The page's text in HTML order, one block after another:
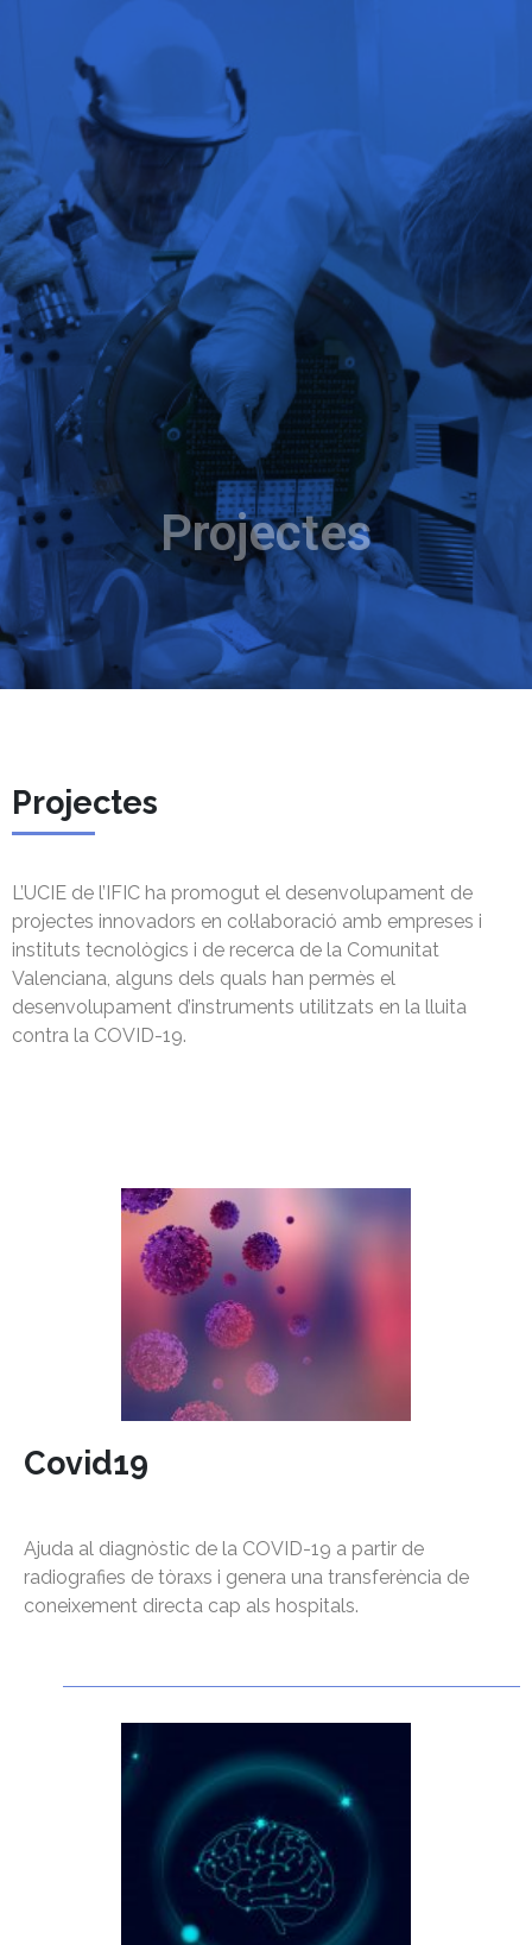
Projectes
Projectes
L’UCIE de l’IFIC ha promogut el desenvolupament de
projectes innovadors en col·laboració amb empreses i
instituts tecnològics i de recerca de la Comunitat
Valenciana, alguns dels quals han permès el
desenvolupament d’instruments utilitzats en la lluita
contra la COVID-19.
Covid19
Ajuda al diagnòstic de la COVID-19 a partir de
radiografies de tòraxs i genera una transferència de
coneixement directa cap als hospitals.